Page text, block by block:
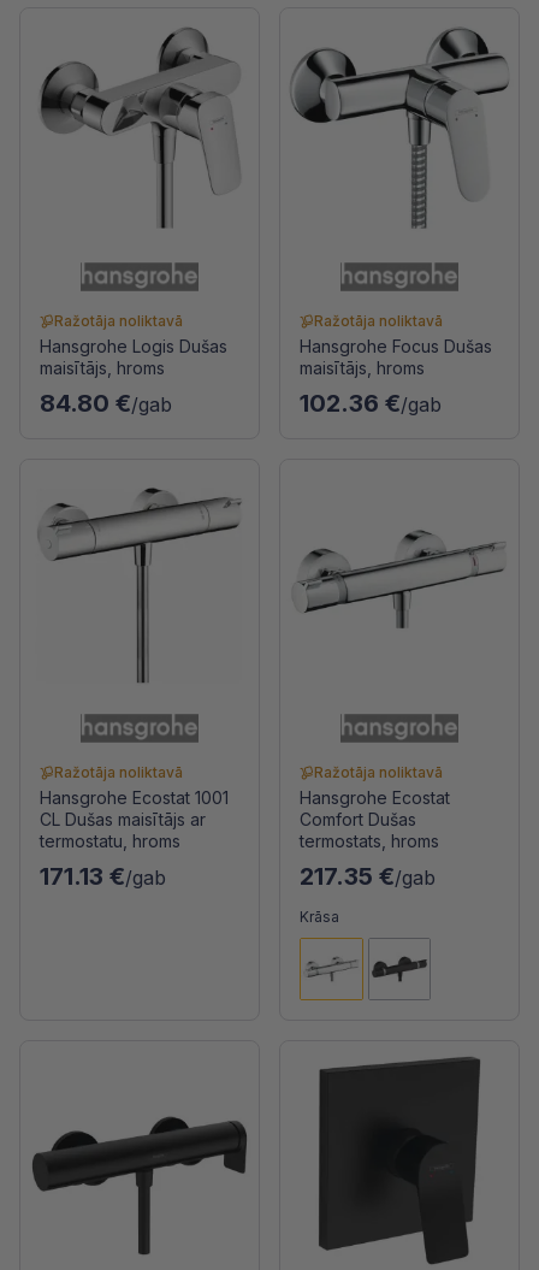
Ražotāja noliktavā
Hansgrohe Logis Dušas
maisītājs, hroms
84.80 €/gab
Ražotāja noliktavā
Hansgrohe Focus Dušas
maisītājs, hroms
102.36 €/gab
Ražotāja noliktavā
Hansgrohe Ecostat 1001
CL Dušas maisītājs ar
termostatu, hroms
171.13 €/gab
Ražotāja noliktavā
Hansgrohe Ecostat
Comfort Dušas
termostats, hroms
217.35 €/gab
Krāsa